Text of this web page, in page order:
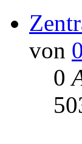
von
0